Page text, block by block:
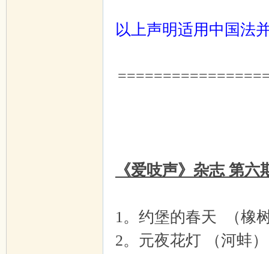
以上声明适用中国法
《爱吱声》杂志 第
1。约堡的春天 （橡
2。元夜花灯 （河蚌）